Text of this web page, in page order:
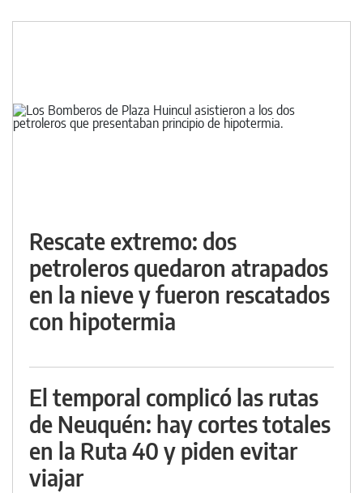
Rescate extremo: dos
petroleros quedaron atrapados
en la nieve y fueron rescatados
con hipotermia
El temporal complicó las rutas
de Neuquén: hay cortes totales
en la Ruta 40 y piden evitar
viajar